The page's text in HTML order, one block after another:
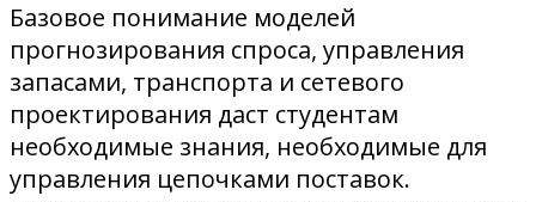
Базовое понимание моделей
прогнозирования спроса, управления
запасами, транспорта и сетевого
проектирования даст студентам
необходимые знания, необходимые для
управления цепочками поставок.